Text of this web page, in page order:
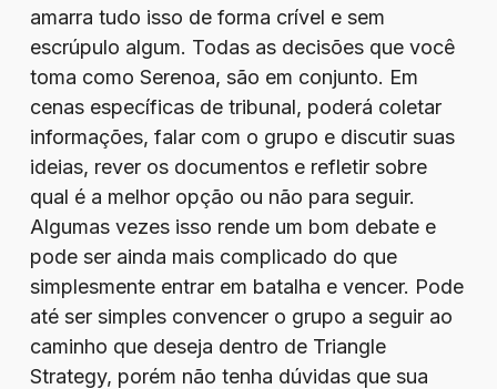
amarra tudo isso de forma crível e sem
escrúpulo algum. Todas as decisões que você
toma como Serenoa, são em conjunto. Em
cenas específicas de tribunal, poderá coletar
informações, falar com o grupo e discutir suas
ideias, rever os documentos e refletir sobre
qual é a melhor opção ou não para seguir.
Algumas vezes isso rende um bom debate e
pode ser ainda mais complicado do que
simplesmente entrar em batalha e vencer. Pode
até ser simples convencer o grupo a seguir ao
caminho que deseja dentro de Triangle
Strategy, porém não tenha dúvidas que sua